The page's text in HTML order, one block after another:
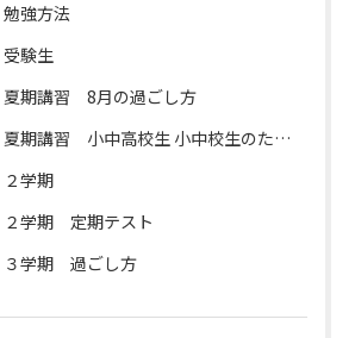
勉強方法
受験生
夏期講習 8月の過ごし方
夏期講習 小中高校生 小中校生のための夏休みプログラム
２学期
２学期 定期テスト
３学期 過ごし方